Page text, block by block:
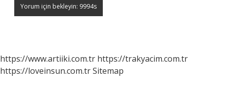
https://www.artiiki.com.tr https://trakyacim.com.tr
https://loveinsun.com.trSitemap